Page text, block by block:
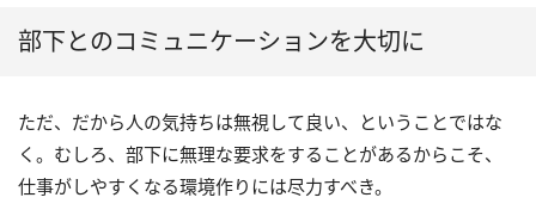
部下とのコミュニケーションを大切に
ただ、だから人の気持ちは無視して良い、ということではな
く。むしろ、部下に無理な要求をすることがあるからこそ、
仕事がしやすくなる環境作りには尽力すべき。